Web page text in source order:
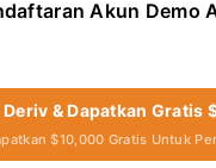
Akun Demo
& Dapatkan Gratis
$10,000 Gratis Untuk